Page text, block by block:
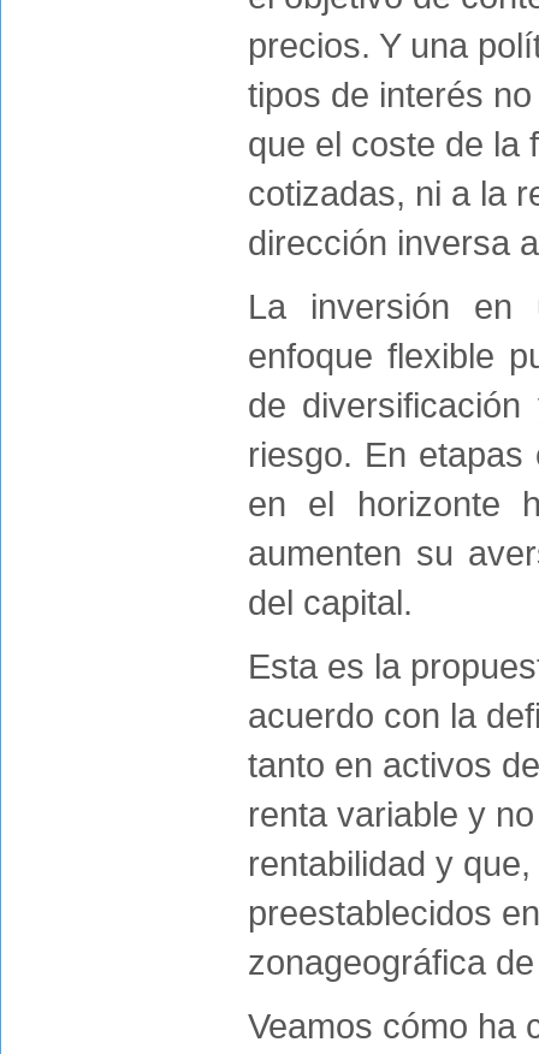
precios. Y una
tipos de interés
que el coste de la
cotizadas, ni a la
dirección inversa
La inversión en
enfoque flexible
de
riesgo. En etapas
en el horizonte
aumenten su
del capital.
Esta es la
acuerdo con la
tanto en activos
renta variable y
rentabilidad y
preestablecidos
zonageográfica
Veamos cómo ha